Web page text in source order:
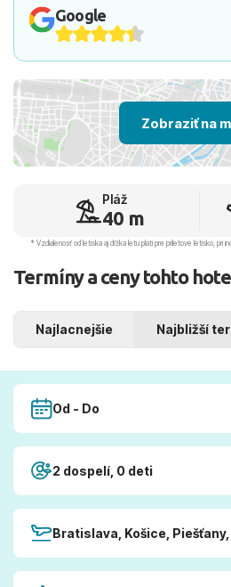
Google
Zobraziť na
Pláž
40 m
* Vzdialenosť od letiska aj dľžka letu platí pre príletové letisko, pri
Termíny a ceny tohto
Najlacnejšie Najbližší
Od - Do
2 dospelí, 0 deti
Bratislava, Košice,